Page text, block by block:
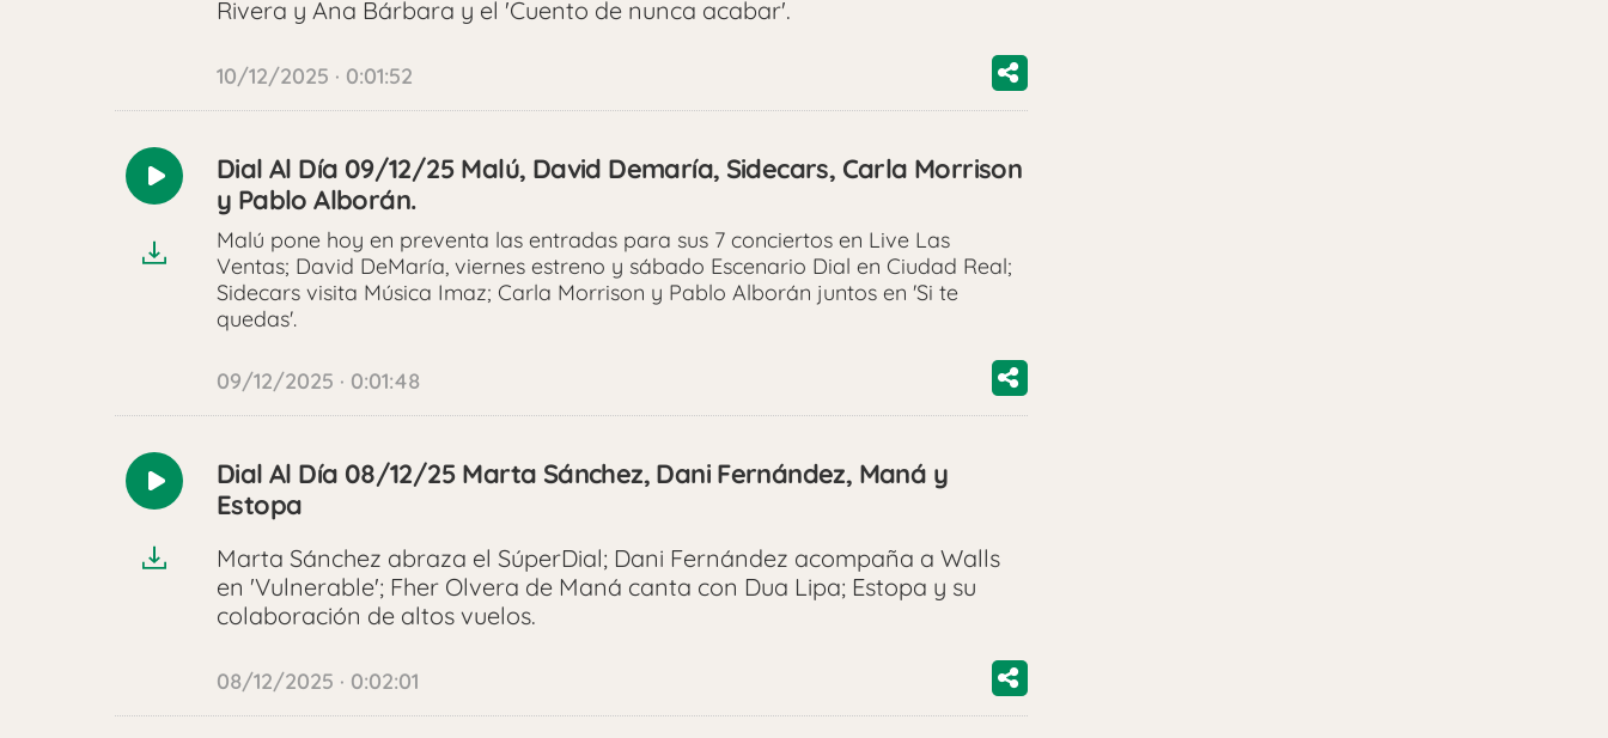
Rivera y Ana Bárbara y el 'Cuento de nunca acabar'.
10/12/2025 · 0:01:52
Reproducir
Dial Al Día 09/12/25 Malú, David Demaría, Sidecars, Carla Morrison
y Pablo Alborán.
Malú pone hoy en preventa las entradas para sus 7 conciertos en Live Las
Ventas; David DeMaría, viernes estreno y sábado Escenario Dial en Ciudad Real;
Sidecars visita Música Imaz; Carla Morrison y Pablo Alborán juntos en 'Si te
quedas'.
09/12/2025 · 0:01:48
Reproducir
Dial Al Día 08/12/25 Marta Sánchez, Dani Fernández, Maná y
Estopa
Marta Sánchez abraza el SúperDial; Dani Fernández acompaña a Walls
en 'Vulnerable'; Fher Olvera de Maná canta con Dua Lipa; Estopa y su
colaboración de altos vuelos.
08/12/2025 · 0:02:01